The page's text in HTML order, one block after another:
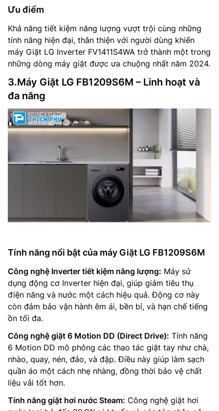
Ưu điểm
Khả năng tiết kiệm năng lượng vượt trội cùng những
tính năng hiện đại, thân thiện với người dùng khiến
máy Giặt LG Inverter FV1411S4WA trở thành một trong
những dòng máy giặt được ưa chuộng nhất năm 2024.
3.Máy Giặt LG FB1209S6M – Linh hoạt và
đa năng
Tính năng nổi bật của máy Giặt LG FB1209S6M
Công nghệ Inverter tiết kiệm năng lượng: Máy sử
dụng động cơ Inverter hiện đại, giúp giảm tiêu thụ
điện năng và nước một cách hiệu quả. Động cơ này
còn đảm bảo vận hành êm ái, bền bỉ, và hạn chế tiếng
ồn tối đa.
Công nghệ giặt 6 Motion DD (Direct Drive): Tính năng
6 Motion DD mô phỏng các thao tác giặt tay như chà,
nhào, quay, nén, đảo, và đập. Điều này giúp làm sạch
quần áo một cách nhẹ nhàng, đồng thời bảo vệ chất
liệu vải tốt hơn.
Tính năng giặt hơi nước Steam: Công nghệ giặt hơi